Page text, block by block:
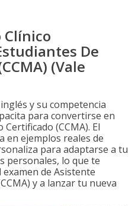
De
(Vale
y su competencia
para convertirse en
(CCMA). El
en ejemplos reales de
para adaptarse a tu
personales, lo que te
de Asistente
y a lanzar tu nueva